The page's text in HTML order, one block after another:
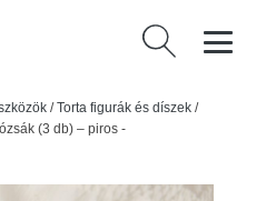
Keresés:
/Torta figurák és díszek /
(3 db) – piros -